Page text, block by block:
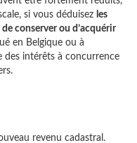
si vous déduisez les
conserver ou d’acquérir
en Belgique ou à
des intérêts à concurrence
revenu cadastral.